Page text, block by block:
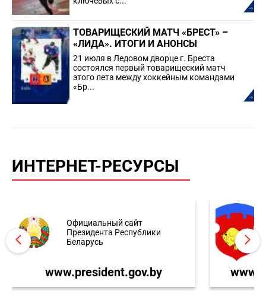
ТОВАРИЩЕСКИЙ МАТЧ «БРЕСТ» –
«ЛИДА». ИТОГИ И АНОНСЫ
21 июля в Ледовом дворце г. Бреста
состоялся первый товарищеский матч
этого лета между хоккейным командами
«Бр...
ИНТЕРНЕТ-РЕСУРСЫ
Официальный сайт
Президента Республики
Беларусь
www.president.gov.by